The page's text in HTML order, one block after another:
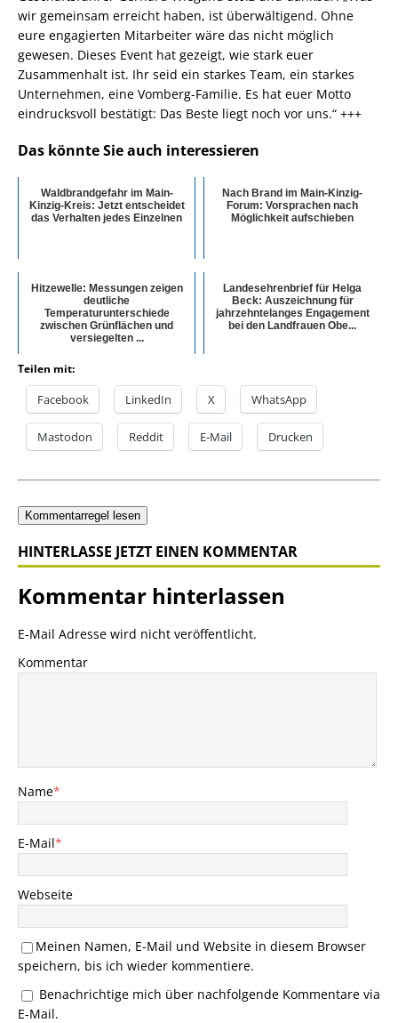
wir gemeinsam erreicht haben, ist überwältigend. Ohne
eure engagierten Mitarbeiter wäre das nicht möglich
gewesen. Dieses Event hat gezeigt, wie stark euer
Zusammenhalt ist. Ihr seid ein starkes Team, ein starkes
Unternehmen, eine Vomberg-Familie. Es hat euer Motto
eindrucksvoll bestätigt: Das Beste liegt noch vor uns.“ +++
Das könnte Sie auch interessieren
Waldbrandgefahr im Main-
Kinzig-Kreis: Jetzt entscheidet
das Verhalten jedes Einzelnen
Nach Brand im Main-Kinzig-
Forum: Vorsprachen nach
Möglichkeit aufschieben
Hitzewelle: Messungen zeigen
deutliche
Temperaturunterschiede
zwischen Grünflächen und
versiegelten ...
Landesehrenbrief für Helga
Beck: Auszeichnung für
jahrzehntelanges Engagement
bei den Landfrauen Obe...
Teilen mit:
Facebook LinkedIn X WhatsApp
Mastodon Reddit E-Mail Drucken
Kommentarregel lesen
HINTERLASSE JETZT EINEN KOMMENTAR
Kommentar hinterlassen
E-Mail Adresse wird nicht veröffentlicht.
Kommentar
Name*
E-Mail*
Webseite
Meinen Namen, E-Mail und Website in diesem Browser
speichern, bis ich wieder kommentiere.
Benachrichtige mich über nachfolgende Kommentare via
E-Mail.